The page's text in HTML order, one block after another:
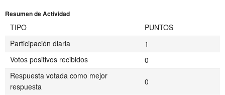
Resumen de Actividad
TIPO
PUNTOS
Participación diaria
1
Votos positivos recibidos
0
Respuesta votada como mejor
respuesta
0